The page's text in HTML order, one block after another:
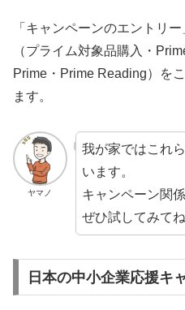
「キャンペーンのエントリ
（プライム対象品購入・
Prime・Prime Reading）を
ます。
ヤマノ
我が家ではこれ
います。
キャンペーン関
ぜひ試してみてね
日本の中小企業応援キ